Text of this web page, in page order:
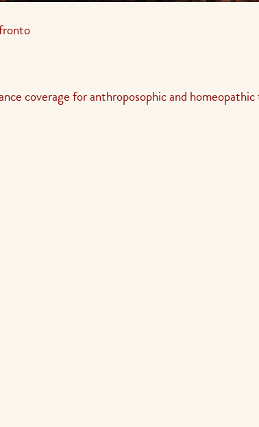
coverage for anthroposophic and